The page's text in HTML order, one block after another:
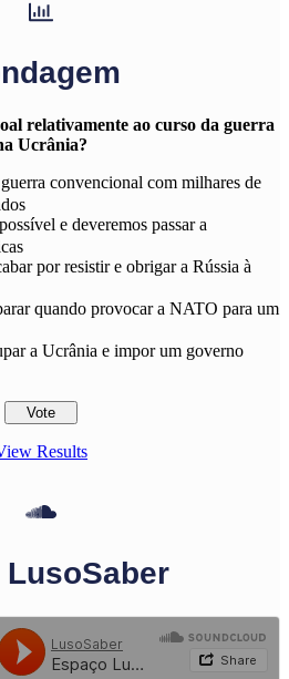
relativamente ao curso da guerra
Ucrânia?
convencional com milhares de
e deveremos passar a
por resistir e obrigar a Rússia à
quando provocar a NATO para um
a Ucrânia e impor um governo
Results
LusoSaber